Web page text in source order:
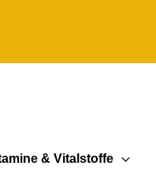
& Vitalstoffe